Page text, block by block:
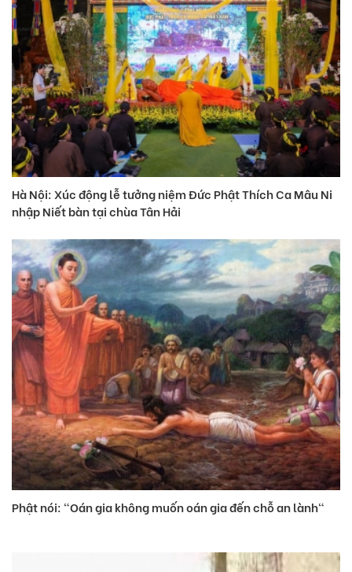
Hà Nội: Xúc động lễ tưởng niệm Đức Phật Thích Ca Mâu Ni
nhập Niết bàn tại chùa Tân Hải
Phật nói: "Oán gia không muốn oán gia đến chỗ an lành"